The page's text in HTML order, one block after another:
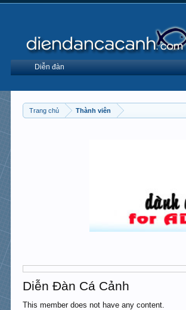
Trang chủ Thành viên
Diễn Đàn Cá Cảnh
This member does not have any content.
Diễn đàn